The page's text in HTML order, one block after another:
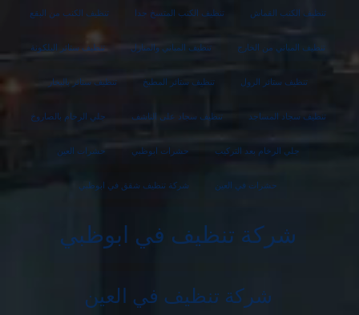
تنظيف الكنب القماش تنظيف الكنب المتسخ جدا تنظيف الكنب من البقع
تنظيف المباني من الخارج تنظيف المباني والمنازل تنظيف ستائر البلكونة
تنظيف ستائر الرول تنظيف ستائر المطبخ تنظيف ستائر بالبخار
تنظيف سجاد المساجد تنظيف سجاد على الناشف جلي الرخام بالصاروخ
جلي الرخام بعد التركيب حشرات ابوظبي حشرات العين
حشرات في العين شركة تنظيف شقق في ابوظبي
شركة تنظيف في ابوظبي
شركة تنظيف في العين